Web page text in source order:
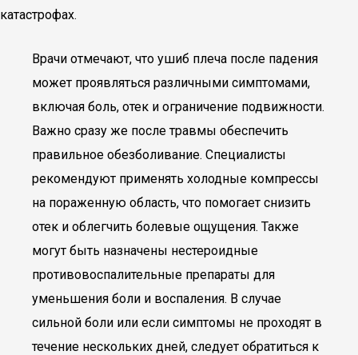
катастрофах.
Врачи отмечают, что ушиб плеча после падения
может проявляться различными симптомами,
включая боль, отек и ограничение подвижности.
Важно сразу же после травмы обеспечить
правильное обезболивание. Специалисты
рекомендуют применять холодные компрессы
на пораженную область, что помогает снизить
отек и облегчить болевые ощущения. Также
могут быть назначены нестероидные
противовоспалительные препараты для
уменьшения боли и воспаления. В случае
сильной боли или если симптомы не проходят в
течение нескольких дней, следует обратиться к